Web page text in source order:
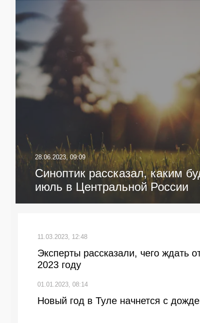
28.06.2023, 09:09
Синоптик рассказал, каким
июль в Центральной России
11.03.2023, 12:48
Эксперты рассказали, чего ждать
2023 году
01.01.2023, 08:14
Новый год в Туле начнется с